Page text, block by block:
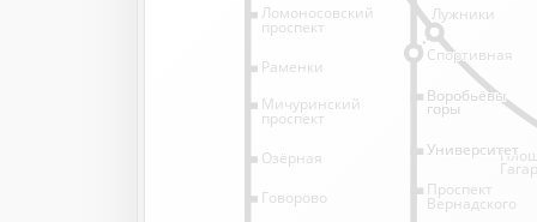
Лужники
Ломоносовский
проспект
Раменки
Спортивная
Спортивная
Проспект
Вернадского
Воробьёвы
горы
Воробьёвы
горы
Университет
Университет
Говорово
Озёрная
Мичуринский
проспект